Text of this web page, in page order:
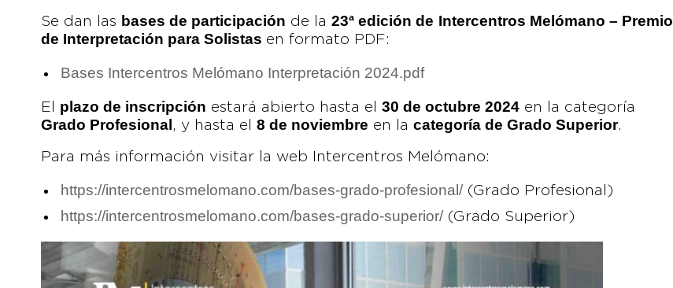
Se dan las bases de participación de la 23ª edición de Intercentros Melómano – Premio
de Interpretación para Solistas en formato PDF:
Bases Intercentros Melómano Interpretación 2024.pdf
El plazo de inscripción estará abierto hasta el 30 de octubre 2024 en la categoría
Grado Profesional , y hasta el 8 de noviembre en la categoría de Grado Superior.
Para más información visitar la web Intercentros Melómano:
https://intercentrosmelomano.com/bases-grado-profesional/ (Grado Profesional)
https://intercentrosmelomano.com/bases-grado-superior/ (Grado Superior)